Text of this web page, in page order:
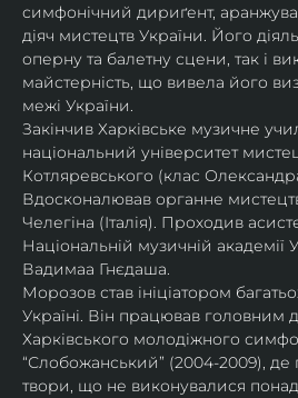
симфонічний дириґент,
діяч мистецтв України. Його
оперну та балетну сцени, так і
майстерність, що вивела його
межі України.
Закінчив Харківське музичне
національний університет
Котляревського (клас
Вдосконалював органне
Челегіна (Італія). Проходив
Національній музичній
Вадимаа Гнєдаша.
Морозов став ініціатором
Україні. Він працював головним
Харківського молодіжного
“Слобожанський” (2004-2009), де
твори, що не виконувалися понад